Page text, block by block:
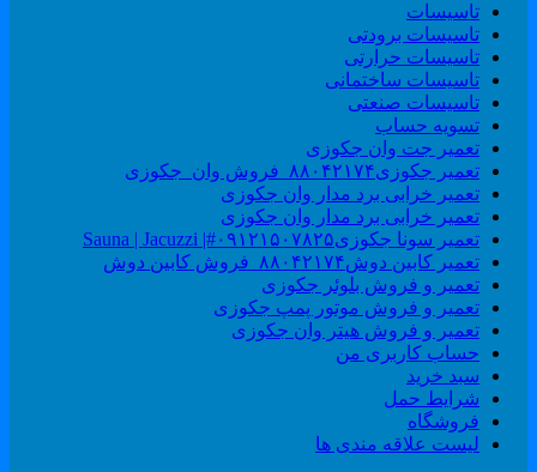
تاسیسات
تاسیسات برودتی
تاسیسات حرارتی
تاسیسات ساختمانی
تاسیسات صنعتی
تسویه حساب
تعمیر جت وان جکوزی
تعمیر جکوزی۸۸۰۴۲۱۷۴_فروش وان_جکوزی
تعمیر خرابی برد مدار وان جکوزی
تعمیر خرابی برد مدار وان جکوزی
تعمیر سونا جکوزی۰۹۱۲۱۵۰۷۸۲۵#| Sauna | Jacuzzi
تعمیر کابین دوش۸۸۰۴۲۱۷۴_فروش کابین دوش
تعمیر و فروش بلوئر جکوزی
تعمیر و فروش موتور پمپ جکوزی
تعمیر و فروش هیتر وان جکوزی
حساب کاربری من
سبد خرید
شرایط حمل
فروشگاه
لیست علاقه مندی ها